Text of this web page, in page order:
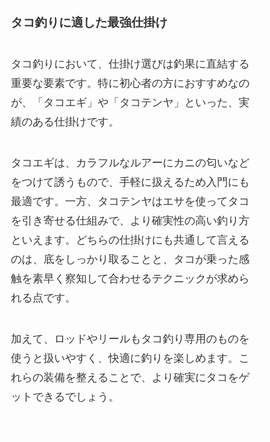
タコ釣りに適した最強仕掛け
タコ釣りにおいて、仕掛け選びは釣果に直結する
重要な要素です。特に初心者の方におすすめなの
が、「タコエギ」や「タコテンヤ」といった、実
績のある仕掛けです。
タコエギは、カラフルなルアーにカニの匂いなど
をつけて誘うもので、手軽に扱えるため入門にも
最適です。一方、タコテンヤはエサを使ってタコ
を引き寄せる仕組みで、より確実性の高い釣り方
といえます。どちらの仕掛けにも共通して言える
のは、底をしっかり取ることと、タコが乗った感
触を素早く察知して合わせるテクニックが求めら
れる点です。
加えて、ロッドやリールもタコ釣り専用のものを
使うと扱いやすく、快適に釣りを楽しめます。こ
れらの装備を整えることで、より確実にタコをゲ
ットできるでしょう。